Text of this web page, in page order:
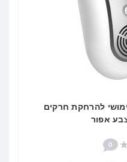
להרחקת חרקים
אפור
0